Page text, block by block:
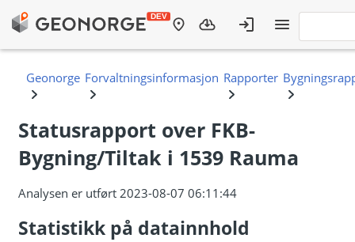
Statusrapport over FKB-
Bygning/Tiltak i 1539 Rauma
Analysen er utført 2023-08-07 06:11:44
Statistikk på datainnhold